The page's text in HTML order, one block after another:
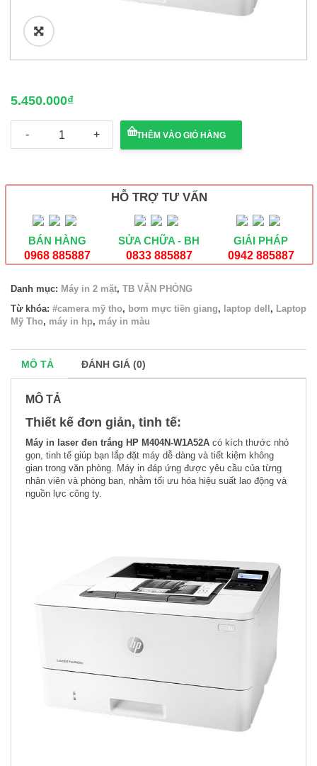
🔍
5.450.000₫
HP
số
lượng
THÊM VÀO GIỎ HÀNG
HỖ TRỢ TƯ VẤN
BÁN HÀNG
0968 885887
SỬA CHỮA - BH
0833 885887
GIẢI PHÁP
0942 885887
Danh mục: Máy in 2 mặt, TB VĂN PHÒNG
Từ khóa: #camera mỹ tho, bơm mực tiền giang, laptop dell , Laptop
Mỹ Tho, máy in hp, máy in màu
MÔ TẢ ĐÁNH GIÁ (0)
MÔ TẢ
Thiết kế đơn giản, tinh tế:
Máy in laser đen trắng HP M404N-W1A52A có kích thước nhỏ
gọn, tinh tế giúp bạn lắp đặt máy dễ dàng và tiết kiệm không
gian trong văn phòng. Máy in đáp ứng được yêu cầu của từng
nhân viên và phòng ban, nhằm tối ưu hóa hiệu suất lao động và
nguồn lực công ty.